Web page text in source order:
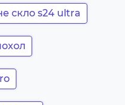
скло s24 ultra